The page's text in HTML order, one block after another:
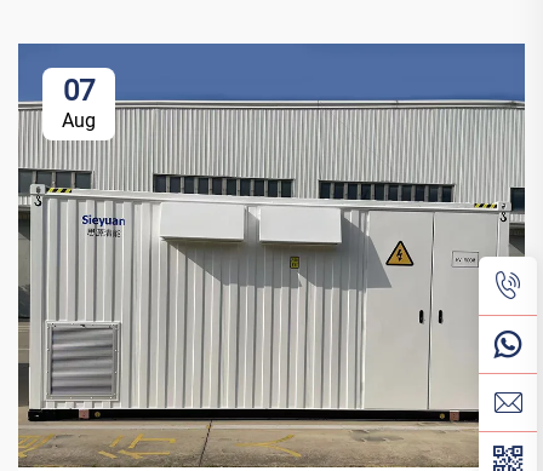
07
Aug